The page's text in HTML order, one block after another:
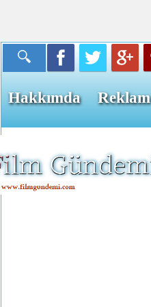
Hakkımda Reklam